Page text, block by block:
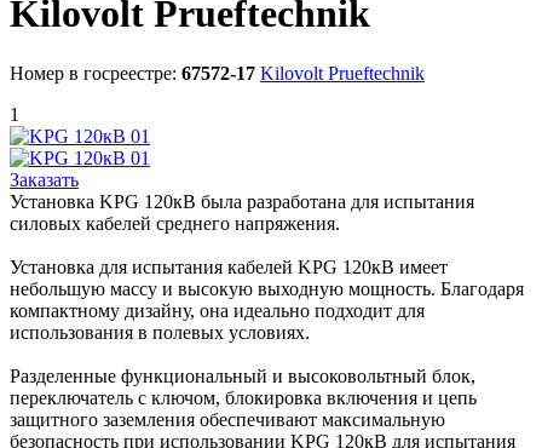
Kilovolt Prueftechnik
Номер в госреестре: 67572-17 Kilovolt Prueftechnik
1
Заказать
Установка KPG 120кВ была разработана для испытания
силовых кабелей среднего напряжения.
Установка для испытания кабелей KPG 120кВ имеет
небольшую массу и высокую выходную мощность. Благодаря
компактному дизайну, она идеально подходит для
использования в полевых условиях.
Разделенные функциональный и высоковольтный блок,
переключатель с ключом, блокировка включения и цепь
защитного заземления обеспечивают максимальную
безопасность при использовании KPG 120кВ для испытания